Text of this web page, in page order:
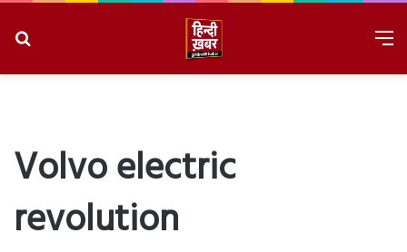
Volvo electric
revolution